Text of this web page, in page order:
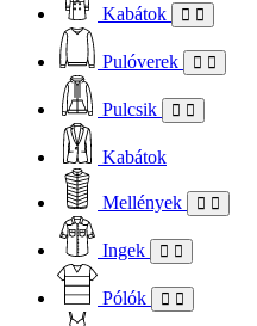
Kabátok
Pulóverek
Pulcsik
Kabátok
Mellények
Ingek
Pólók